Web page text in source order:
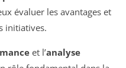
évaluer les avantages et
initiatives.
et l’analyse